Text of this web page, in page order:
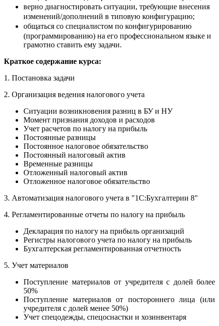
верно диагностировать ситуации, требующие внесения
изменений/дополнений в типовую конфигурацию;
общаться со специалистом по конфигурированию
(программированию) на его профессиональном языке и
грамотно ставить ему задачи.
Краткое содержание курса:
1. Постановка задачи
2. Организация ведения налогового учета
Ситуации возникновения разниц в БУ и НУ
Момент признания доходов и расходов
Учет расчетов по налогу на прибыль
Постоянные разницы
Постоянное налоговое обязательство
Постоянный налоговый актив
Временные разницы
Отложенный налоговый актив
Отложенное налоговое обязательство
3. Автоматизация налогового учета в "1С:Бухгалтерии 8"
4. Регламентированные отчеты по налогу на прибыль
Декларация по налогу на прибыль организаций
Регистры налогового учета по налогу на прибыль
Бухгалтерская регламентированная отчетность
5. Учет материалов
Поступление материалов от учредителя с долей более
50%
Поступление материалов от постороннего лица (или
учредителя с долей менее 50%)
Учет спецодежды, спецоснастки и хозинвентаря